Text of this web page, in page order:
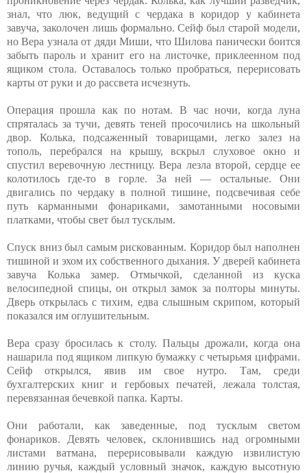
знал, что люк, ведущий с чердака в коридор у кабинета
завуча, заколочен лишь формально. Сейф был старой модели,
но Вера узнала от дяди Миши, что Шилова панически боится
забыть пароль и хранит его на листочке, приклеенном под
ящиком стола. Оставалось только пробраться, перерисовать
карты от руки и до рассвета исчезнуть.
Операция прошла как по нотам. В час ночи, когда луна
спряталась за тучи, девять теней просочились на школьный
двор. Колька, подсаженный товарищами, легко залез на
тополь, перебрался на крышу, вскрыл слуховое окно и
спустил веревочную лестницу. Вера лезла второй, сердце ее
колотилось где-то в горле. За ней — остальные. Они
двигались по чердаку в полной тишине, подсвечивая себе
путь карманными фонариками, замотанными носовыми
платками, чтобы свет был тусклым.
Спуск вниз был самым рискованным. Коридор был наполнен
тишиной и эхом их собственного дыхания. У дверей кабинета
завуча Колька замер. Отмычкой, сделанной из куска
велосипедной спицы, он открыл замок за полторы минуты.
Дверь открылась с тихим, едва слышным скрипом, который
показался им оглушительным.
Вера сразу бросилась к столу. Пальцы дрожали, когда она
нашарила под ящиком липкую бумажку с четырьмя цифрами.
Сейф открылся, явив им свое нутро. Там, среди
бухгалтерских книг и гербовых печатей, лежала толстая,
перевязанная бечевкой папка. Карты.
Они работали, как заведенные, под тусклым светом
фонариков. Девять человек, склонившись над огромными
листами ватмана, перерисовывали каждую извилистую
линию ручья, каждый условный значок, каждую высотную